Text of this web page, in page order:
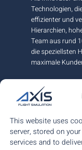
This website uses
server, stored on
services and to
Technologien,
effizienter und
Hierarchien,
Team aus rund
die speziellsten
maximale
An unserem
nahe Graz in
europäische
Markt mit
Sie da.
ISO 9001:2015